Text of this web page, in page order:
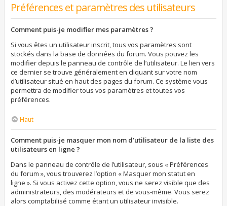
Préférences et paramètres des utilisateurs
Comment puis-je modifier mes paramètres ?
Si vous êtes un utilisateur inscrit, tous vos paramètres sont
stockés dans la base de données du forum. Vous pouvez les
modifier depuis le panneau de contrôle de l’utilisateur. Le lien vers
ce dernier se trouve généralement en cliquant sur votre nom
d’utilisateur situé en haut des pages du forum. Ce système vous
permettra de modifier tous vos paramètres et toutes vos
préférences.
Haut
Comment puis-je masquer mon nom d’utilisateur de la liste des
utilisateurs en ligne ?
Dans le panneau de contrôle de l’utilisateur, sous « Préférences
du forum », vous trouverez l’option « Masquer mon statut en
ligne ». Si vous activez cette option, vous ne serez visible que des
administrateurs, des modérateurs et de vous-même. Vous serez
alors comptabilisé comme étant un utilisateur invisible.